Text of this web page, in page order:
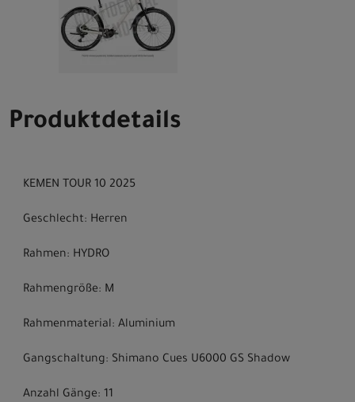
Produktdetails
KEMEN TOUR 10 2025
Geschlecht: Herren
Rahmen: HYDRO
Rahmengröße: M
Rahmenmaterial: Aluminium
Gangschaltung: Shimano Cues U6000 GS Shadow
Anzahl Gänge: 11